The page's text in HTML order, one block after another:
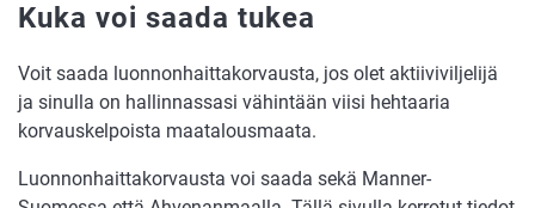
Kuka voi saada tukea
Voit saada luonnonhaittakorvausta, jos olet aktiiviviljelijä
ja sinulla on hallinnassasi vähintään viisi hehtaaria
korvauskelpoista maatalousmaata.
Luonnonhaittakorvausta voi saada sekä Manner-